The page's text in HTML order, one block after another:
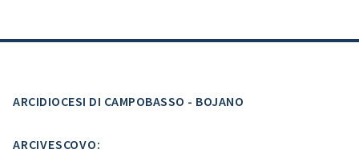
ARCIDIOCESI DI CAMPOBASSO - BOJANO
ARCIVESCOVO: